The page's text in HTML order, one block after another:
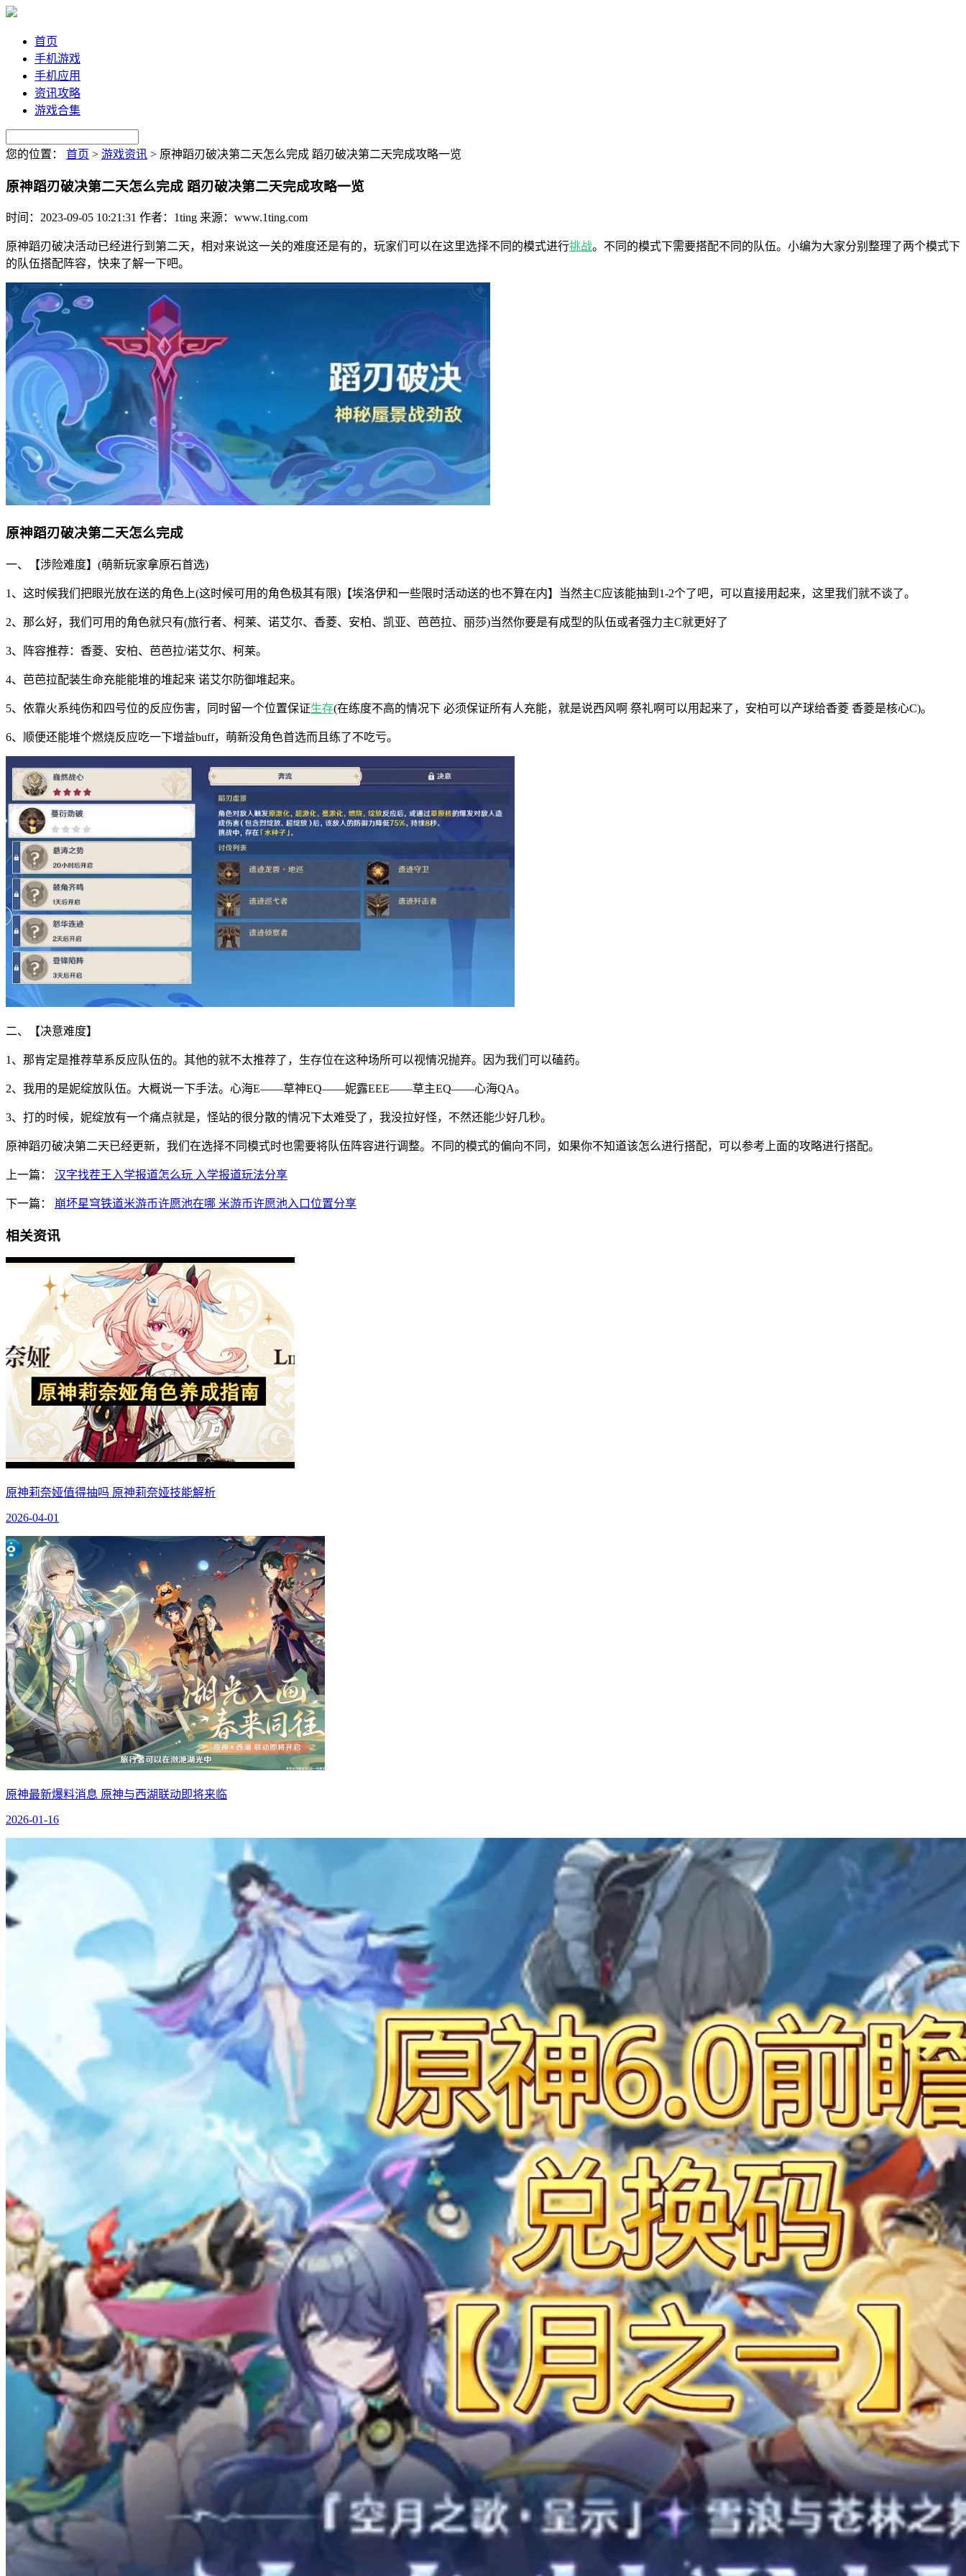
首页
手机游戏
手机应用
资讯攻略
游戏合集
您的位置： 首页 > 游戏资讯 > 原神蹈刃破决第二天怎么完成 蹈刃破决第二天完成攻略一览
原神蹈刃破决第二天怎么完成 蹈刃破决第二天完成攻略一览
时间：2023-09-05 10:21:31 作者：1ting 来源：www.1ting.com
原神蹈刃破决活动已经进行到第二天，相对来说这一关的难度还是有的，玩家们可以在这里选择不同的模式进行挑战。不同的模式下需要搭配不同的队伍。小编为大家分别整理了两个模式下
的队伍搭配阵容，快来了解一下吧。
原神蹈刃破决第二天怎么完成
一、【涉险难度】(萌新玩家拿原石首选)
1、这时候我们把眼光放在送的角色上(这时候可用的角色极其有限)【埃洛伊和一些限时活动送的也不算在内】当然主C应该能抽到1-2个了吧，可以直接用起来，这里我们就不谈了。
2、那么好，我们可用的角色就只有(旅行者、柯莱、诺艾尔、香菱、安柏、凯亚、芭芭拉、丽莎)当然你要是有成型的队伍或者强力主C就更好了
3、阵容推荐：香菱、安柏、芭芭拉/诺艾尔、柯莱。
4、芭芭拉配装生命充能能堆的堆起来 诺艾尔防御堆起来。
5、依靠火系纯伤和四号位的反应伤害，同时留一个位置保证生存(在练度不高的情况下 必须保证所有人充能，就是说西风啊 祭礼啊可以用起来了，安柏可以产球给香菱 香菱是核心C)。
6、顺便还能堆个燃烧反应吃一下增益buff，萌新没角色首选而且练了不吃亏。
二、【决意难度】
1、那肯定是推荐草系反应队伍的。其他的就不太推荐了，生存位在这种场所可以视情况抛弃。因为我们可以磕药。
2、我用的是妮绽放队伍。大概说一下手法。心海E——草神EQ——妮露EEE——草主EQ——心海QA。
3、打的时候，妮绽放有一个痛点就是，怪站的很分散的情况下太难受了，我没拉好怪，不然还能少好几秒。
原神蹈刃破决第二天已经更新，我们在选择不同模式时也需要将队伍阵容进行调整。不同的模式的偏向不同，如果你不知道该怎么进行搭配，可以参考上面的攻略进行搭配。
上一篇： 汉字找茬王入学报道怎么玩 入学报道玩法分享
下一篇： 崩坏星穹铁道米游币许愿池在哪 米游币许愿池入口位置分享
相关资讯
原神莉奈娅值得抽吗 原神莉奈娅技能解析
2026-04-01
原神最新爆料消息 原神与西湖联动即将来临
2026-01-16